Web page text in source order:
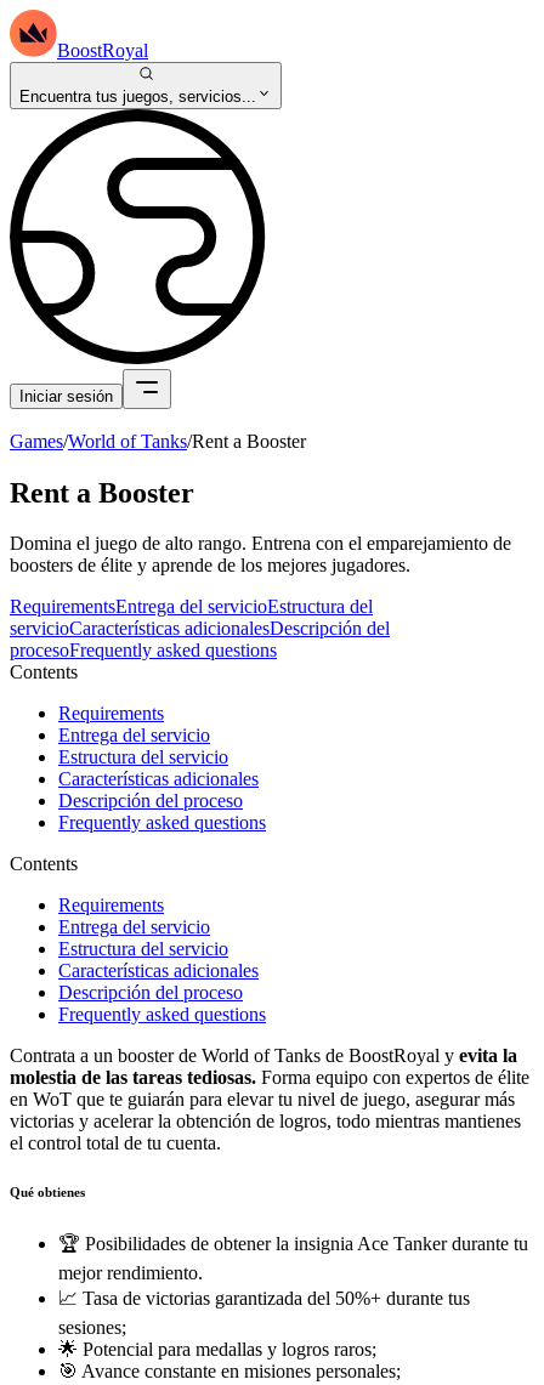
BoostRoyal
Encuentra tus juegos, servicios...
Iniciar sesión
Games/World of Tanks/Rent a Booster
Rent a Booster
Domina el juego de alto rango. Entrena con el emparejamiento de
boosters de élite y aprende de los mejores jugadores.
RequirementsEntrega del servicioEstructura del
servicioCaracterísticas adicionalesDescripción del
procesoFrequently asked questions
Contents
Requirements
Entrega del servicio
Estructura del servicio
Características adicionales
Descripción del proceso
Frequently asked questions
Contents
Requirements
Entrega del servicio
Estructura del servicio
Características adicionales
Descripción del proceso
Frequently asked questions
Contrata a un booster de World of Tanks de BoostRoyal y evita la
molestia de las tareas tediosas. Forma equipo con expertos de élite
en WoT que te guiarán para elevar tu nivel de juego, asegurar más
victorias y acelerar la obtención de logros, todo mientras mantienes
el control total de tu cuenta.
Qué obtienes
🏆 Posibilidades de obtener la insignia Ace Tanker durante tu
mejor rendimiento.
📈 Tasa de victorias garantizada del 50%+ durante tus
sesiones;
🌟 Potencial para medallas y logros raros;
🎯 Avance constante en misiones personales;